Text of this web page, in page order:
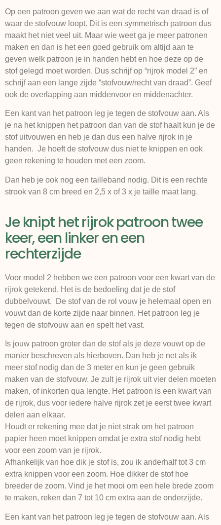
Op een patroon geven we aan wat de recht van draad is of
waar de stofvouw loopt. Dit is een symmetrisch patroon dus
maakt het niet veel uit. Maar wie weet ga je meer patronen
maken en dan is het een goed gebruik om altijd aan te
geven welk patroon je in handen hebt en hoe deze op de
stof gelegd moet worden. Dus schrijf op “rijrok model 2” en
schrijf aan een lange zijde “stofvouw/recht van draad”. Geef
ook de overlapping aan middenvoor en middenachter.
Een kant van het patroon leg je tegen de stofvouw aan. Als
je na het knippen het patroon dan van de stof haalt kun je de
stof uitvouwen en heb je dan dus een halve rijrok in je
handen. Je hoeft de stofvouw dus niet te knippen en ook
geen rekening te houden met een zoom.
Dan heb je ook nog een tailleband nodig. Dit is een rechte
strook van 8 cm breed en 2,5 x of 3 x je taille maat lang.
Je knipt het rijrok patroon twee
keer, een linker en een
rechterzijde
Voor model 2 hebben we een patroon voor een kwart van de
rijrok getekend. Het is de bedoeling dat je de stof
dubbelvouwt. De stof van de rol vouw je helemaal open en
vouwt dan de korte zijde naar binnen. Het patroon leg je
tegen de stofvouw aan en spelt het vast.
Is jouw patroon groter dan de stof als je deze vouwt op de
manier beschreven als hierboven. Dan heb je net als ik
meer stof nodig dan de 3 meter en kun je geen gebruik
maken van de stofvouw. Je zult je rijrok uit vier delen moeten
maken, of inkorten qua lengte. Het patroon is een kwart van
de rijrok, dus voor iedere halve rijrok zet je eerst twee kwart
delen aan elkaar.
Houdt er rekening mee dat je niet strak om het patroon
papier heen moet knippen omdat je extra stof nodig hebt
voor een zoom van je rijrok.
Afhankelijk van hoe dik je stof is, zou ik anderhalf tot 3 cm
extra knippen voor een zoom. Hoe dikker de stof hoe
breeder de zoom. Vind je het mooi om een hele brede zoom
te maken, reken dan 7 tot 10 cm extra aan de onderzijde.
Een kant van het patroon leg je tegen de stofvouw aan. Als